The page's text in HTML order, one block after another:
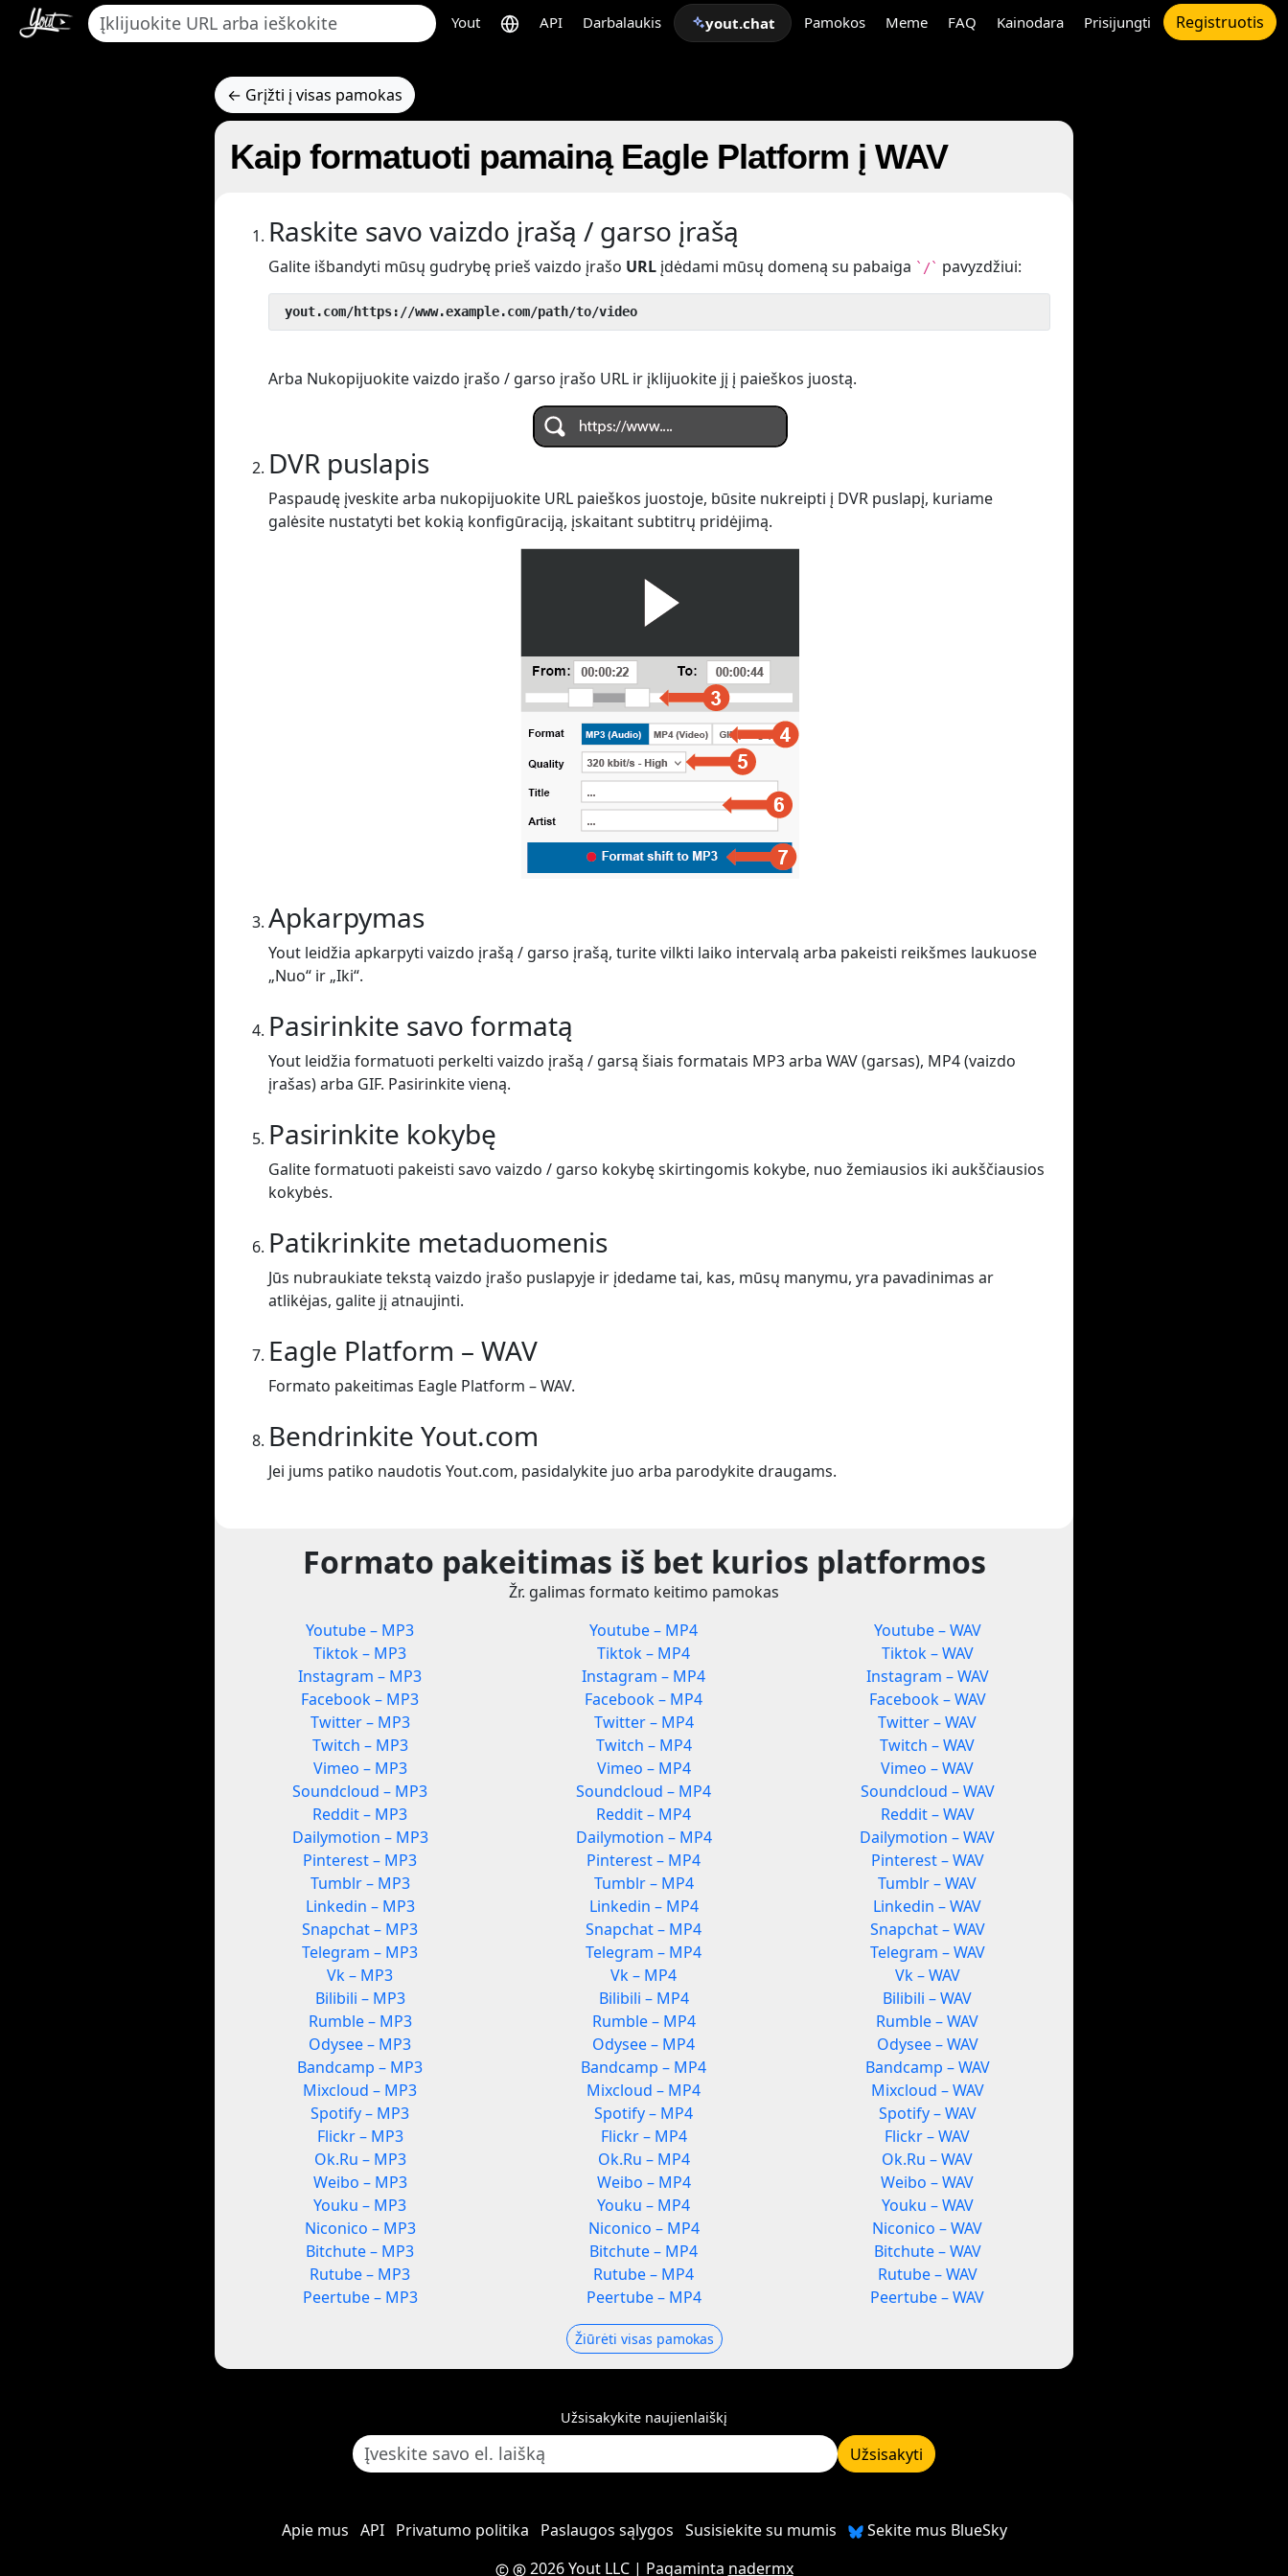
Yout API Darbalaukis yout.chat Pamokos Meme FAQ Kainodara Prisijungti Registruotis
← Grįžti į visas pamokas
Kaip formatuoti pamainą Eagle Platform į WAV
Raskite savo vaizdo įrašą / garso įrašą
Galite išbandyti mūsų gudrybę prieš vaizdo įrašo URL įdėdami mūsų domeną su pabaiga `/` pavyzdžiui:
yout.com/https://www.example.com/path/to/video
Arba Nukopijuokite vaizdo įrašo / garso įrašo URL ir įklijuokite jį į paieškos juostą.
DVR puslapis
Paspaudę įveskite arba nukopijuokite URL paieškos juostoje, būsite nukreipti į DVR puslapį, kuriame
galėsite nustatyti bet kokią konfigūraciją, įskaitant subtitrų pridėjimą.
Apkarpymas
Yout leidžia apkarpyti vaizdo įrašą / garso įrašą, turite vilkti laiko intervalą arba pakeisti reikšmes laukuose
„Nuo“ ir „Iki“.
Pasirinkite savo formatą
Yout leidžia formatuoti perkelti vaizdo įrašą / garsą šiais formatais MP3 arba WAV (garsas), MP4 (vaizdo
įrašas) arba GIF. Pasirinkite vieną.
Pasirinkite kokybę
Galite formatuoti pakeisti savo vaizdo / garso kokybę skirtingomis kokybe, nuo žemiausios iki aukščiausios
kokybės.
Patikrinkite metaduomenis
Jūs nubraukiate tekstą vaizdo įrašo puslapyje ir įdedame tai, kas, mūsų manymu, yra pavadinimas ar
atlikėjas, galite jį atnaujinti.
Eagle Platform – WAV
Formato pakeitimas Eagle Platform – WAV.
Bendrinkite Yout.com
Jei jums patiko naudotis Yout.com, pasidalykite juo arba parodykite draugams.
Formato pakeitimas iš bet kurios platformos
Žr. galimas formato keitimo pamokas
Youtube – MP3
Tiktok – MP3
Instagram – MP3
Facebook – MP3
Twitter – MP3
Twitch – MP3
Vimeo – MP3
Soundcloud – MP3
Reddit – MP3
Dailymotion – MP3
Pinterest – MP3
Tumblr – MP3
Linkedin – MP3
Snapchat – MP3
Telegram – MP3
Vk – MP3
Bilibili – MP3
Rumble – MP3
Odysee – MP3
Bandcamp – MP3
Mixcloud – MP3
Spotify – MP3
Flickr – MP3
Ok.Ru – MP3
Weibo – MP3
Youku – MP3
Niconico – MP3
Bitchute – MP3
Rutube – MP3
Peertube – MP3
Youtube – MP4
Tiktok – MP4
Instagram – MP4
Facebook – MP4
Twitter – MP4
Twitch – MP4
Vimeo – MP4
Soundcloud – MP4
Reddit – MP4
Dailymotion – MP4
Pinterest – MP4
Tumblr – MP4
Linkedin – MP4
Snapchat – MP4
Telegram – MP4
Vk – MP4
Bilibili – MP4
Rumble – MP4
Odysee – MP4
Bandcamp – MP4
Mixcloud – MP4
Spotify – MP4
Flickr – MP4
Ok.Ru – MP4
Weibo – MP4
Youku – MP4
Niconico – MP4
Bitchute – MP4
Rutube – MP4
Peertube – MP4
Youtube – WAV
Tiktok – WAV
Instagram – WAV
Facebook – WAV
Twitter – WAV
Twitch – WAV
Vimeo – WAV
Soundcloud – WAV
Reddit – WAV
Dailymotion – WAV
Pinterest – WAV
Tumblr – WAV
Linkedin – WAV
Snapchat – WAV
Telegram – WAV
Vk – WAV
Bilibili – WAV
Rumble – WAV
Odysee – WAV
Bandcamp – WAV
Mixcloud – WAV
Spotify – WAV
Flickr – WAV
Ok.Ru – WAV
Weibo – WAV
Youku – WAV
Niconico – WAV
Bitchute – WAV
Rutube – WAV
Peertube – WAV
Žiūrėti visas pamokas
Užsisakykite naujienlaiškį
Užsisakyti
Apie mus API Privatumo politika Paslaugos sąlygos Susisiekite su mumis
Sekite mus BlueSky
2026 Yout LLC| Pagaminta nadermx